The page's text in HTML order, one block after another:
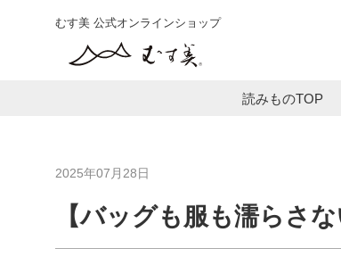
むす美 公式オンラインショップ
読みものTOP
2025年07月28日
【バッグも服も濡らさ